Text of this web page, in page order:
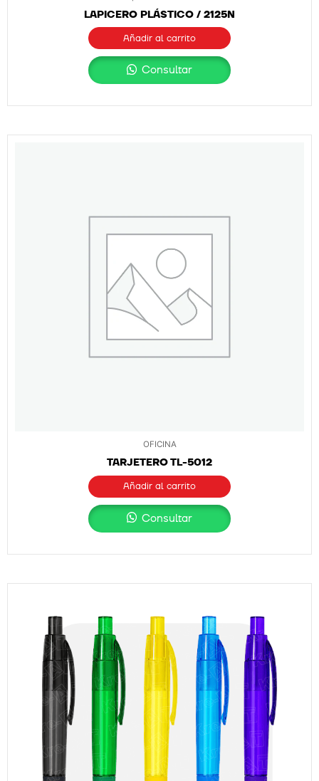
LAPICERO PLÁSTICO / 2125N
Añadir al carrito
Consultar
OFICINA
TARJETERO TL-5012
Añadir al carrito
Consultar